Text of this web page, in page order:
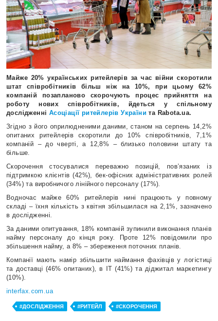
Майже 20% українських ритейлерів за час війни скоротили
штат співробітників більш ніж на 10%, при цьому 62%
компаній позапланово скорочують процес прийняття на
роботу нових співробітників, йдеться у спільному
дослідженні Асоціації ритейлерів України та Rabota.ua.
Згідно з його оприлюдненими даними, станом на серпень 14,2%
опитаних ритейлерів скоротили до 10% співробітників, 7,1%
компаній – до чверті, а 12,8% – близько половини штату та
більше.
Скорочення стосувалися переважно позицій, пов’язаних із
підтримкою клієнтів (42%), бек-офісних адміністративних ролей
(34%) та виробничого лінійного персоналу (17%).
Водночас майже 60% ритейлерів нині працюють у повному
складі – їхня кількість з квітня збільшилася на 2,1%, зазначено
в дослідженні.
За даними опитування, 18% компаній зупинили виконання планів
найму персоналу до кінця року. Проте 12% повідомили про
збільшення найму, а 8% – збереження поточних планів.
Компанії мають намір збільшити наймання фахівців у логістиці
та доставці (46% опитаних), в IT (41%) та діджитал маркетингу
(10%).
interfax.com.ua
#ДОСЛІДЖЕННЯ #РИТЕЙЛ #СКОРОЧЕННЯ